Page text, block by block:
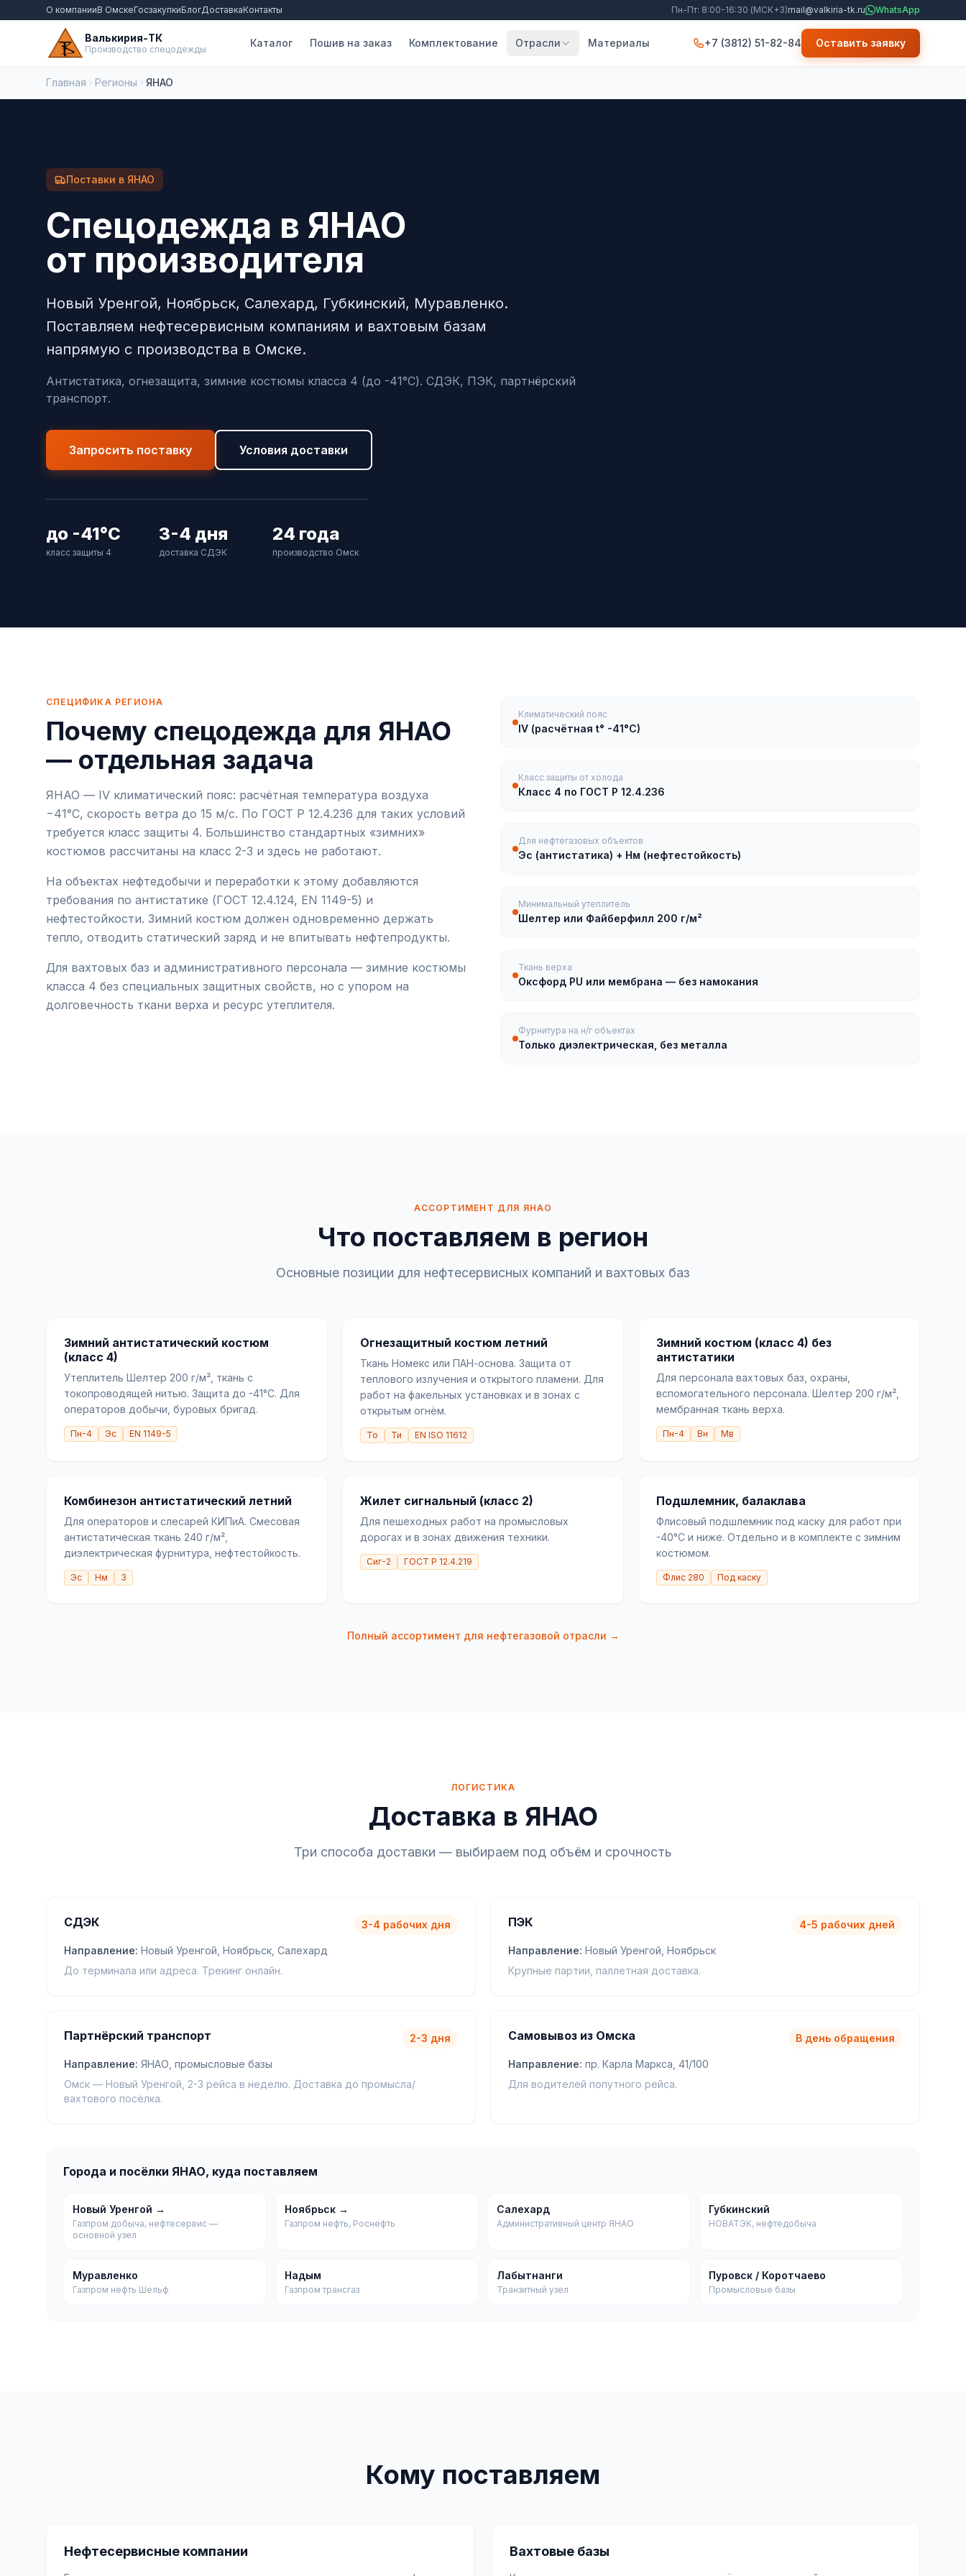
О компанииВ ОмскеГосзакупкиБлогДоставкаКонтакты Пн-Пт: 8:00-16:30 (МСК+3)mail@valkiria-tk.ru WhatsApp
Валькирия-ТК
Производство спецодежды
Каталог Пошив на заказ Комплектование Отрасли Материалы +7 (3812) 51-82-84 Оставить заявку
Главная Регионы ЯНАО
Поставки в ЯНАО
Спецодежда в ЯНАО
от производителя
Новый Уренгой, Ноябрьск, Салехард, Губкинский, Муравленко.
Поставляем нефтесервисным компаниям и вахтовым базам
напрямую с производства в Омске.
Антистатика, огнезащита, зимние костюмы класса 4 (до -41°C). СДЭК, ПЭК, партнёрский
транспорт.
Запросить поставку Условия доставки
до -41°C
класс защиты 4
3-4 дня
доставка СДЭК
24 года
производство Омск
СПЕЦИФИКА РЕГИОНА
Почему спецодежда для ЯНАО
— отдельная задача
ЯНАО — IV климатический пояс: расчётная температура воздуха
−41°C, скорость ветра до 15 м/с. По ГОСТ Р 12.4.236 для таких условий
требуется класс защиты 4. Большинство стандартных «зимних»
костюмов рассчитаны на класс 2-3 и здесь не работают.
На объектах нефтедобычи и переработки к этому добавляются
требования по антистатике (ГОСТ 12.4.124, EN 1149-5) и
нефтестойкости. Зимний костюм должен одновременно держать
тепло, отводить статический заряд и не впитывать нефтепродукты.
Для вахтовых баз и административного персонала — зимние костюмы
класса 4 без специальных защитных свойств, но с упором на
долговечность ткани верха и ресурс утеплителя.
Климатический пояс
IV (расчётная t° -41°C)
Класс защиты от холода
Класс 4 по ГОСТ Р 12.4.236
Для нефтегазовых объектов
Эс (антистатика) + Нм (нефтестойкость)
Минимальный утеплитель
Шелтер или Файберфилл 200 г/м²
Ткань верха
Оксфорд PU или мембрана — без намокания
Фурнитура на н/г объектах
Только диэлектрическая, без металла
АССОРТИМЕНТ ДЛЯ ЯНАО
Что поставляем в регион
Основные позиции для нефтесервисных компаний и вахтовых баз
Зимний антистатический костюм
(класс 4)
Утеплитель Шелтер 200 г/м², ткань с
токопроводящей нитью. Защита до -41°C. Для
операторов добычи, буровых бригад.
Пн-4 Эс EN 1149-5
Огнезащитный костюм летний
Ткань Номекс или ПАН-основа. Защита от
теплового излучения и открытого пламени. Для
работ на факельных установках и в зонах с
открытым огнём.
То Ти EN ISO 11612
Зимний костюм (класс 4) без
антистатики
Для персонала вахтовых баз, охраны,
вспомогательного персонала. Шелтер 200 г/м²,
мембранная ткань верха.
Пн-4 Вн Мв
Комбинезон антистатический летний
Для операторов и слесарей КИПиА. Смесовая
антистатическая ткань 240 г/м²,
диэлектрическая фурнитура, нефтестойкость.
Эс Нм З
Жилет сигнальный (класс 2)
Для пешеходных работ на промысловых
дорогах и в зонах движения техники.
Сиг-2 ГОСТ Р 12.4.219
Подшлемник, балаклава
Флисовый подшлемник под каску для работ при
-40°C и ниже. Отдельно и в комплекте с зимним
костюмом.
Флис 280 Под каску
Полный ассортимент для нефтегазовой отрасли →
ЛОГИСТИКА
Доставка в ЯНАО
Три способа доставки — выбираем под объём и срочность
СДЭК 3-4 рабочих дня
Направление: Новый Уренгой, Ноябрьск, Салехард
До терминала или адреса. Трекинг онлайн.
ПЭК 4-5 рабочих дней
Направление: Новый Уренгой, Ноябрьск
Крупные партии, паллетная доставка.
Партнёрский транспорт 2-3 дня
Направление: ЯНАО, промысловые базы
Омск — Новый Уренгой, 2-3 рейса в неделю. Доставка до промысла/
вахтового посёлка.
Самовывоз из Омска В день обращения
Направление: пр. Карла Маркса, 41/100
Для водителей попутного рейса.
Города и посёлки ЯНАО, куда поставляем
Новый Уренгой →
Газпром добыча, нефтесервис —
основной узел
Ноябрьск →
Газпром нефть, Роснефть
Салехард
Административный центр ЯНАО
Губкинский
НОВАТЭК, нефтедобыча
Муравленко
Газпром нефть Шельф
Надым
Газпром трансгаз
Лабытнанги
Транзитный узел
Пуровск / Коротчаево
Промысловые базы
Кому поставляем
Нефтесервисные компании Вахтовые базы